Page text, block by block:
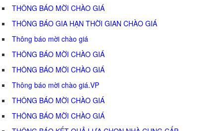
THÔNG BÁO MỜI CHÀO GIÁ
THÔNG BÁO GIA HẠN THỜI GIAN CHÀO GIÁ
Thông báo mời chào giá
THÔNG BÁO MỜI CHÀO GIÁ
THÔNG BÁO MỜI CHÀO GIÁ
Thông báo mời chào giá.VP
THÔNG BÁO MỜI CHÀO GIÁ
THÔNG BÁO MỜI CHÀO GIÁ